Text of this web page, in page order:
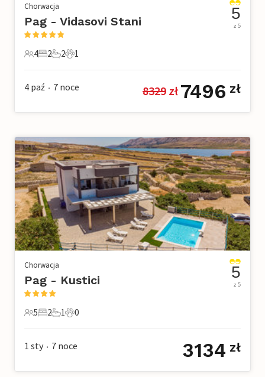
Chorwacja
Pag - Vidasovi Stani
4 Goście
4
2 Sypialnie
2
2 Łazienki
2
1 Zwierzę domowe
1
5
z 5
4 paź • 7 noce 8329 zł 7496 zł
Chorwacja
Pag - Kustici
5 Goście
5
2 Sypialnie
2
1 Łazienka
1
0 Zwierzęta domowe
0
5
z 5
1 sty • 7 noce 3134 zł